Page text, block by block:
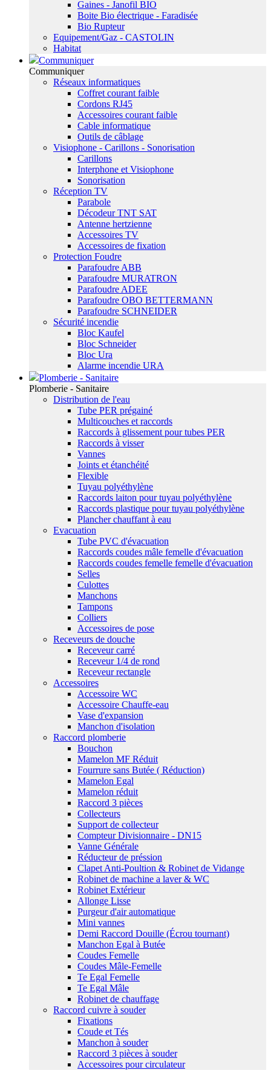
Gaines - Janofil BIO
Boite Bio électrique - Faradisée
Bio Rupteur
Equipement/Gaz - CASTOLIN
Habitat
Communiquer
Communiquer
Réseaux informatiques
Coffret courant faible
Cordons RJ45
Accessoires courant faible
Cable informatique
Outils de câblage
Visiophone - Carillons - Sonorisation
Carillons
Interphone et Visiophone
Sonorisation
Réception TV
Parabole
Décodeur TNT SAT
Antenne hertzienne
Accessoires TV
Accessoires de fixation
Protection Foudre
Parafoudre ABB
Parafoudre MURATRON
Parafoudre ADEE
Parafoudre OBO BETTERMANN
Parafoudre SCHNEIDER
Sécurité incendie
Bloc Kaufel
Bloc Schneider
Bloc Ura
Alarme incendie URA
Plomberie - Sanitaire
Plomberie - Sanitaire
Distribution de l'eau
Tube PER prégainé
Multicouches et raccords
Raccords à glissement pour tubes PER
Raccords à visser
Vannes
Joints et étanchéité
Flexible
Tuyau polyéthylène
Raccords laiton pour tuyau polyéthylène
Raccords plastique pour tuyau polyéthylène
Plancher chauffant à eau
Evacuation
Tube PVC d'évacuation
Raccords coudes mâle femelle d'évacuation
Raccords coudes femelle femelle d'évacuation
Selles
Culottes
Manchons
Tampons
Colliers
Accessoires de pose
Receveurs de douche
Receveur carré
Receveur 1/4 de rond
Receveur rectangle
Accessoires
Accessoire WC
Accessoire Chauffe-eau
Vase d'expansion
Manchon d'isolation
Raccord plomberie
Bouchon
Mamelon MF Réduit
Fourrure sans Butée ( Réduction)
Mamelon Egal
Mamelon réduit
Raccord 3 pièces
Collecteurs
Support de collecteur
Compteur Divisionnaire - DN15
Vanne Générale
Réducteur de préssion
Clapet Anti-Poultion & Robinet de Vidange
Robinet de machine a laver & WC
Robinet Extérieur
Allonge Lisse
Purgeur d'air automatique
Mini vannes
Demi Raccord Douille (Écrou tournant)
Manchon Egal à Butée
Coudes Femelle
Coudes Mâle-Femelle
Te Egal Femelle
Te Egal Mâle
Robinet de chauffage
Raccord cuivre à souder
Fixations
Coude et Tés
Manchon à souder
Raccord 3 pièces à souder
Accessoires pour circulateur